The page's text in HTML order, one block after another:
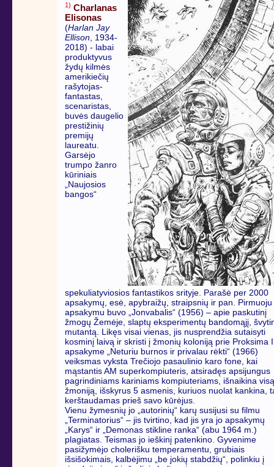
1) Charlanas
Elisonas
(Harlan Jay
Ellison , 1934-
2018) - labai
produktyvus
žydų kilmės
amerikiečių
rašytojas-
fantastas,
scenaristas,
buvės daugelio
prestižinių
premijų
laureatu.
Garsėjo
trumpo žanro
kūriniais
„Naujosios
bangos“
spekuliatyviosios fantastikos srityje. Parašė per 2000
apsakymų, esė, apybraižų, straipsnių ir pan. Pirmuoju
apsakymu buvo „Jonvabalis“ (1956) – apie paskutinį
žmogų Žemėje, slaptų eksperimentų bandomąjį,
mutantą. Likęs visai vienas, jis nusprendžia sutaisyti
kosminį laivą ir skristi į žmonių koloniją prie Proksima
apsakyme „Neturiu burnos ir privalau rėkti“ (1966)
veiksmas vyksta Trečiojo pasaulinio karo fone, kai
mąstantis AM superkompiuteris, atsiradęs apsijungus
pagrindiniams kariniams kompiuteriams, išnaikina visą
žmoniją, išskyrus 5 asmenis, kuriuos nuolat kankina,
kerštaudamas prieš savo kūrėjus.
Vienu žymesnių jo „autorinių“ karų susijusi su filmu
„Terminatorius“ – jis tvirtino, kad jis yra jo apsakymų
„Karys“ ir „Demonas stikline ranka“ (abu 1964 m.)
plagiatas. Teismas jo ieškinį patenkino. Gyvenime
pasižymėjo cholerišku temperamentu, grubiais
išsišokimais, kalbėjimu „be jokių stabdžių“, polinkiu į